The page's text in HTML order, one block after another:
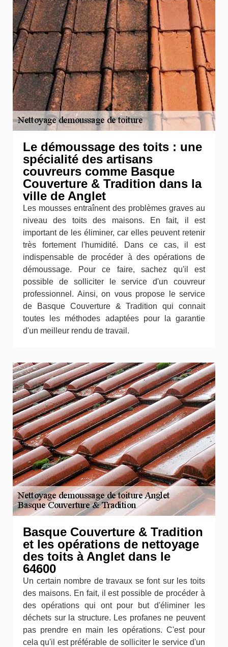
Le démoussage des toits : une
spécialité des artisans
couvreurs comme Basque
Couverture & Tradition dans la
ville de Anglet
Les mousses entraînent des problèmes graves au
niveau des toits des maisons. En fait, il est
important de les éliminer, car elles peuvent retenir
très fortement l'humidité. Dans ce cas, il est
indispensable de procéder à des opérations de
démoussage. Pour ce faire, sachez qu'il est
possible de solliciter le service d'un couvreur
professionnel. Ainsi, on vous propose le service
de Basque Couverture & Tradition qui connait
toutes les méthodes adaptées pour la garantie
d'un meilleur rendu de travail.
Basque Couverture & Tradition
et les opérations de nettoyage
des toits à Anglet dans le
64600
Un certain nombre de travaux se font sur les toits
des maisons. En fait, il est possible de procéder à
des opérations qui ont pour but d'éliminer les
déchets sur la structure. Les profanes ne peuvent
pas prendre en main les opérations. C'est pour
cela qu'il est préférable de solliciter le service d'un